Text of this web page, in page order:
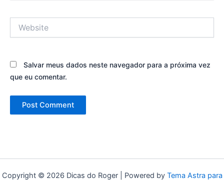
Salvar meus dados neste navegador para a próxima vez
que eu comentar.
Copyright © 2026 Dicas do Roger | Powered by Tema Astra para